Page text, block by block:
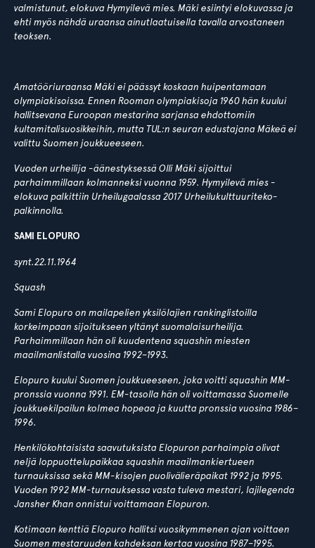
valmistunut, elokuva Hymyilevä mies. Mäki esiintyi elokuvassa ja
ehti myös nähdä uraansa ainutlaatuisella tavalla arvostaneen
teoksen.
Amatööriuraansa Mäki ei päässyt koskaan huipentamaan
olympiakisoissa. Ennen Rooman olympiakisoja 1960 hän kuului
hallitsevana Euroopan mestarina sarjansa ehdottomiin
kultamitalisuosikkeihin, mutta TUL:n seuran edustajana Mäkeä ei
valittu Suomen joukkueeseen.
Vuoden urheilija -äänestyksessä Olli Mäki sijoittui
parhaimmillaan kolmanneksi vuonna 1959. Hymyilevä mies -
elokuva palkittiin Urheilugaalassa 2017 Urheilukulttuuriteko-
palkinnolla.
SAMI ELOPURO
synt.22.11.1964
Squash
Sami Elopuro on mailapelien yksilölajien rankinglistoilla
korkeimpaan sijoitukseen yltänyt suomalaisurheilija.
Parhaimmillaan hän oli kuudentena squashin miesten
maailmanlistalla vuosina 1992–1993.
Elopuro kuului Suomen joukkueeseen, joka voitti squashin MM-
pronssia vuonna 1991. EM-tasolla hän oli voittamassa Suomelle
joukkuekilpailun kolmea hopeaa ja kuutta pronssia vuosina 1986–
1996.
Henkilökohtaisista saavutuksista Elopuron parhaimpia olivat
neljä loppuottelupaikkaa squashin maailmankiertueen
turnauksissa sekä MM-kisojen puolivälieräpaikat 1992 ja 1995.
Vuoden 1992 MM-turnauksessa vasta tuleva mestari, lajilegenda
Jansher Khan onnistui voittamaan Elopuron.
Kotimaan kenttiä Elopuro hallitsi vuosikymmenen ajan voittaen
Suomen mestaruuden kahdeksan kertaa vuosina 1987–1995.